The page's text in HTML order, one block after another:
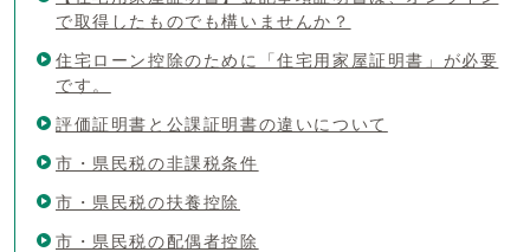
で取得したものでも構いませんか？
住宅ローン控除のために「住宅用家屋証明書」が必要
です。
評価証明書と公課証明書の違いについて
市・県民税の非課税条件
市・県民税の扶養控除
市・県民税の配偶者控除